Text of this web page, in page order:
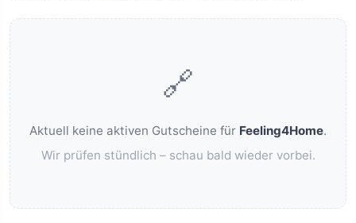
🔗
Aktuell keine aktiven Gutscheine für Feeling4Home.
Wir prüfen stündlich – schau bald wieder vorbei.